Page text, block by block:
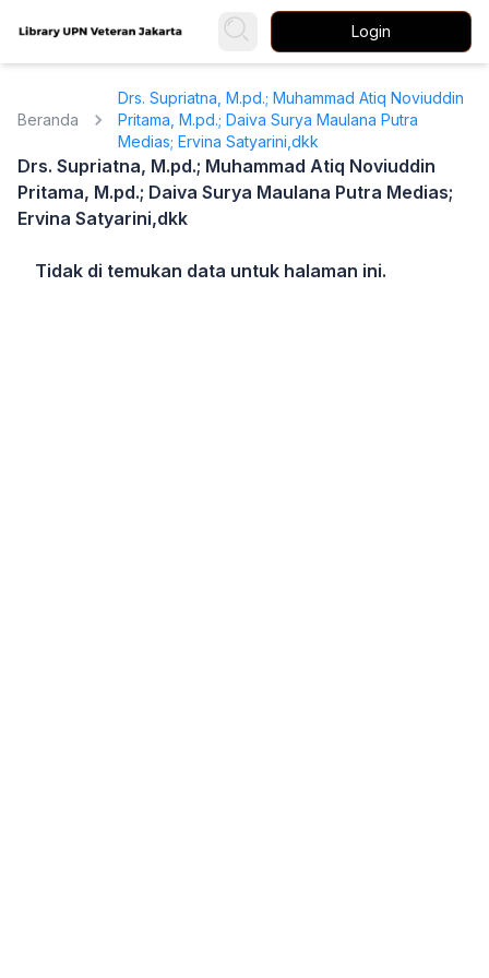
Login
Beranda
Drs. Supriatna, M.pd.; Muhammad Atiq Noviuddin
Pritama, M.pd.; Daiva Surya Maulana Putra
Medias; Ervina Satyarini,dkk
Drs. Supriatna, M.pd.; Muhammad Atiq Noviuddin
Pritama, M.pd.; Daiva Surya Maulana Putra Medias;
Ervina Satyarini,dkk
Tidak di temukan data untuk halaman ini.